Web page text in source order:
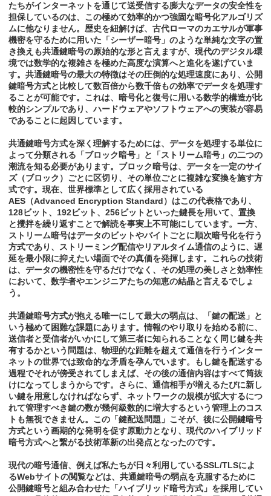
たちがインターネットを通じて送受信する膨大なデータの安全性を
担保しているのは、この極めて効率的かつ強固な暗号化アルゴリズ
ムに他なりません。歴史を紐解けば、古代ローマのカエサルが軍事
機密を守るために用いた「シーザー暗号」のような単純な文字の置
き換えも共通鍵暗号の原始的な形と言えますが、現代のデジタル環
境では数学的な複雑さを極めた高度な演算へと進化を遂げていま
す。共通鍵暗号の最大の特徴はその圧倒的な処理速度にあり、公開
鍵暗号方式と比較して数百倍から数千倍もの効率でデータを処理す
ることが可能です。これは、暗号化と復号に用いる数学的構造が比
較的シンプルであり、ハードウェアやソフトウェアへの実装が容易
であることに起因しています。
共通鍵暗号方式を深く理解するためには、データを処理する単位に
よって分類される「ブロック暗号」と「ストリーム暗号」の二つの
潮流を知る必要があります。ブロック暗号は、データを一定のサイ
ズ（ブロック）ごとに区切り、その単位ごとに複雑な変換を施す方
式です。現在、世界標準として広く採用されている
AES（Advanced Encryption Standard）はこの代表格であり、
128ビット、192ビット、256ビットといった鍵長を用いて、置換
と攪拌を繰り返すことで解読を事実上不可能にしています。一方、
ストリーム暗号はデータのビットやバイトごとに順次暗号化を行う
方式であり、ストリーミング配信やリアルタイム通信のように、遅
延を最小限に抑えたい場面でその真価を発揮します。これらの技術
は、データの機密性を守るだけでなく、その処理の美しさと効率性
において、数学者やエンジニアたちの知恵の結晶と言えるでしょ
う。
共通鍵暗号方式が抱える唯一にして最大の弱点は、「鍵の配送」と
いう極めて困難な課題にあります。情報のやり取りを始める前に、
送信者と受信者がいかにして第三者に知られることなく同じ鍵を共
有するかという問題は、物理的な距離を超えて通信を行うインター
ネットの世界では致命的な矛盾を孕んでいます。もし鍵を配送する
過程でそれが傍受されてしまえば、その後の通信内容はすべて筒抜
けになってしまうからです。さらに、通信相手が増えるたびに新し
い鍵を用意しなければならず、ネットワークの規模が拡大するにつ
れて管理すべき鍵の数が幾何級数的に増大するという管理上のコス
トも無視できません。この「鍵配送問題」こそが、後に公開鍵暗号
方式という画期的な発明を促す原動力となり、現代のハイブリッド
暗号方式へと繋がる技術革新の出発点となったのです。
現代の暗号通信、例えば私たちが日々利用しているSSL/TLSによ
るWebサイトの閲覧などは、共通鍵暗号の弱点を克服するために
公開鍵暗号と組み合わせた「ハイブリッド暗号方式」を採用してい